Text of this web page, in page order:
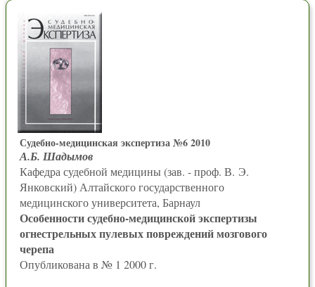
Судебно-медицинская экспертиза №6 2010
А.Б. Шадымов
Кафедра судебной медицины (зав. - проф. В. Э.
Янковский) Алтайского государственного
медицинского университета, Барнаул
Особенности судебно-медицинской экспертизы
огнестрельных пулевых повреждений мозгового
черепа
Опубликована в № 1 2000 г.